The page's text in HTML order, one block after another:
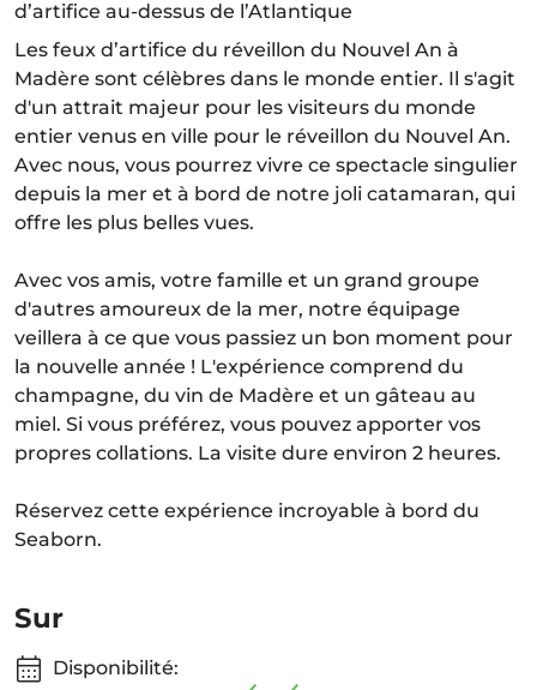
d’artifice au-dessus de l’Atlantique
Les feux d’artifice du réveillon du Nouvel An à
Madère sont célèbres dans le monde entier. Il s'agit
d'un attrait majeur pour les visiteurs du monde
entier venus en ville pour le réveillon du Nouvel An.
Avec nous, vous pourrez vivre ce spectacle singulier
depuis la mer et à bord de notre joli catamaran, qui
offre les plus belles vues.
Avec vos amis, votre famille et un grand groupe
d'autres amoureux de la mer, notre équipage
veillera à ce que vous passiez un bon moment pour
la nouvelle année ! L'expérience comprend du
champagne, du vin de Madère et un gâteau au
miel. Si vous préférez, vous pouvez apporter vos
propres collations. La visite dure environ 2 heures.
Réservez cette expérience incroyable à bord du
Seaborn.
Sur
Disponibilité: